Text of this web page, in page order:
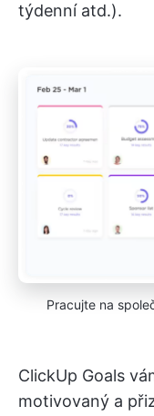
týdenní atd.).
Pracujte na
ClickUp Goals
motivovaný a